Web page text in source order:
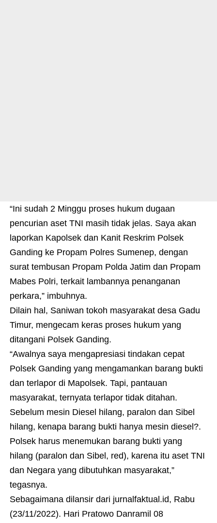
“Ini sudah 2 Minggu proses hukum dugaan
pencurian aset TNI masih tidak jelas. Saya akan
laporkan Kapolsek dan Kanit Reskrim Polsek
Ganding ke Propam Polres Sumenep, dengan
surat tembusan Propam Polda Jatim dan Propam
Mabes Polri, terkait lambannya penanganan
perkara,” imbuhnya.
Dilain hal, Saniwan tokoh masyarakat desa Gadu
Timur, mengecam keras proses hukum yang
ditangani Polsek Ganding.
“Awalnya saya mengapresiasi tindakan cepat
Polsek Ganding yang mengamankan barang bukti
dan terlapor di Mapolsek. Tapi, pantauan
masyarakat, ternyata terlapor tidak ditahan.
Sebelum mesin Diesel hilang, paralon dan Sibel
hilang, kenapa barang bukti hanya mesin diesel?.
Polsek harus menemukan barang bukti yang
hilang (paralon dan Sibel, red), karena itu aset TNI
dan Negara yang dibutuhkan masyarakat,”
tegasnya.
Sebagaimana dilansir dari jurnalfaktual.id, Rabu
(23/11/2022). Hari Pratowo Danramil 08